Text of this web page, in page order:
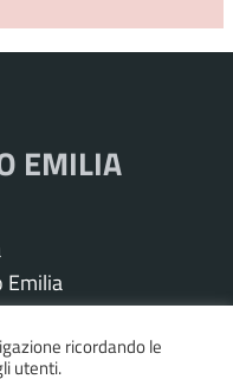
EMILIA
Emilia
ricordando le
utenti.